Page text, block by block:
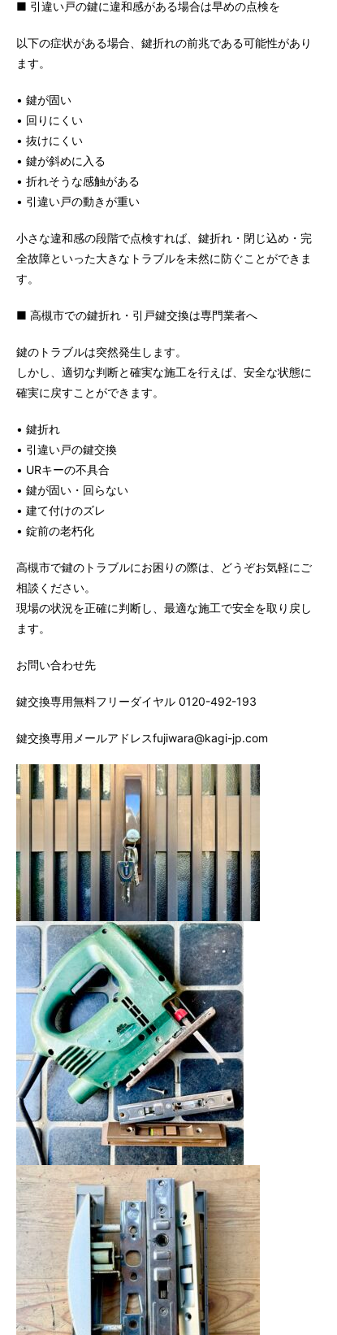
■ 引違い戸の鍵に違和感がある場合は早めの点検を
以下の症状がある場合、鍵折れの前兆である可能性があり
ます。
• 鍵が固い
• 回りにくい
• 抜けにくい
• 鍵が斜めに入る
• 折れそうな感触がある
• 引違い戸の動きが重い
小さな違和感の段階で点検すれば、鍵折れ・閉じ込め・完
全故障といった大きなトラブルを未然に防ぐことができま
す。
■ 高槻市での鍵折れ・引戸鍵交換は専門業者へ
鍵のトラブルは突然発生します。
しかし、適切な判断と確実な施工を行えば、安全な状態に
確実に戻すことができます。
• 鍵折れ
• 引違い戸の鍵交換
• URキーの不具合
• 鍵が固い・回らない
• 建て付けのズレ
• 錠前の老朽化
高槻市で鍵のトラブルにお困りの際は、どうぞお気軽にご
相談ください。
現場の状況を正確に判断し、最適な施工で安全を取り戻し
ます。
お問い合わせ先
鍵交換専用無料フリーダイヤル 0120-492-193
鍵交換専用メールアドレスfujiwara@kagi-jp.com